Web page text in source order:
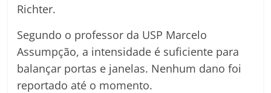
Richter.
Segundo o professor da USP Marcelo
Assumpção, a intensidade é suficiente para
balançar portas e janelas. Nenhum dano foi
reportado até o momento.